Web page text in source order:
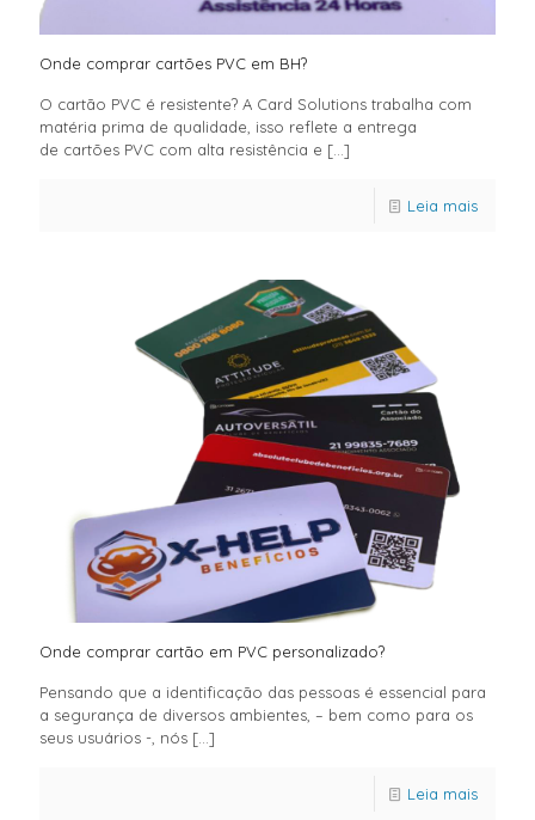
Onde comprar cartões PVC em BH?
O cartão PVC é resistente? A Card Solutions trabalha com
matéria prima de qualidade, isso reflete a entrega
de cartões PVC com alta resistência e […]
Leia mais
Onde comprar cartão em PVC personalizado?
Pensando que a identificação das pessoas é essencial para
a segurança de diversos ambientes, – bem como para os
seus usuários -, nós […]
Leia mais